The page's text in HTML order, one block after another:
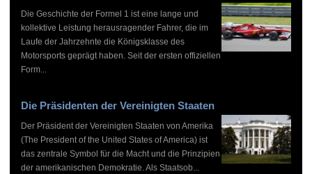
Die Geschichte der Formel 1 ist eine lange und
kollektive Leistung herausragender Fahrer, die im
Laufe der Jahrzehnte die Königsklasse des
Motorsports geprägt haben. Seit der ersten offiziellen
Form...
Die Präsidenten der Vereinigten Staaten
Der Präsident der Vereinigten Staaten von Amerika
(The President of the United States of America) ist
das zentrale Symbol für die Macht und die Prinzipien
der amerikanischen Demokratie. Als Staatsob...